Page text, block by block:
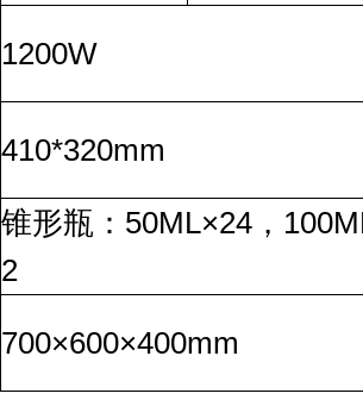
1200W
410*320mm
锥形瓶：50ML×24，
2
700×600×400mm